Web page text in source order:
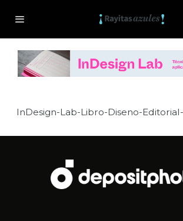
InDesign-Lab-Libro-Diseno-Editorial-